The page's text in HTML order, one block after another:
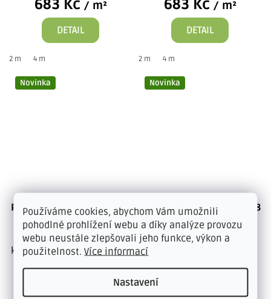
Používáme cookies, abychom Vám umožnili
pohodlné prohlížení webu a díky analýze provozu
webu neustále zlepšovali jeho funkce, výkon a
použitelnost.Více informací
Nastavení
683 Kč / m²
DETAIL
2 m 4 m
683 Kč / m²
DETAIL
2 m 4 m
Novinka
PVC Taralay Libertex 2219
Rough Chocolate
Tato kvalitní podlahová
krytina o tloušťce 3,65 mm
Novinka
PVC Taralay Libertex 2218
Rough Taupe
Tato kvalitní podlahová